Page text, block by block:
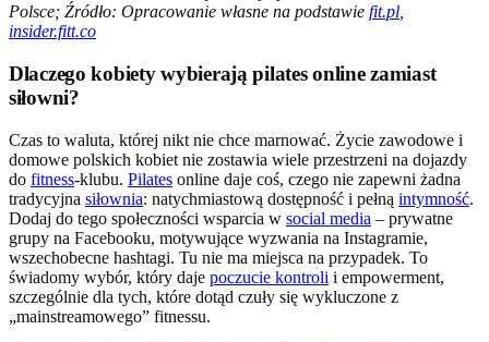
Polsce; Źródło: Opracowanie własne na podstawie fit.pl
insider.fitt.co
Dlaczego kobiety wybierają pilates online zamiast
siłowni?
Czas to waluta, której nikt nie chce marnować. Życie zawodowe i
domowe polskich kobiet nie zostawia wiele przestrzeni na dojazdy
do fitness-klubu. Pilates online daje coś, czego nie zapewni żadna
tradycyjna siłownia: natychmiastową dostępność i pełną intymność.
Dodaj do tego społeczności wsparcia w social media – prywatne
grupy na Facebooku, motywujące wyzwania na Instagramie,
wszechobecne hashtagi. Tu nie ma miejsca na przypadek. To
świadomy wybór, który daje poczucie kontroli i empowerment,
szczególnie dla tych, które dotąd czuły się wykluczone z
„mainstreamowego” fitnessu.